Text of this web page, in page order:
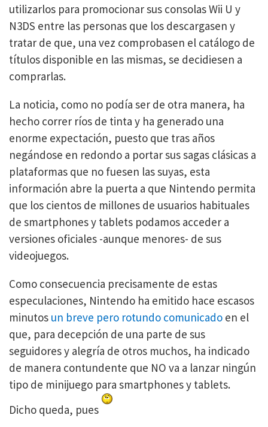
utilizarlos para promocionar sus consolas Wii U y
N3DS entre las personas que los descargasen y
tratar de que, una vez comprobasen el catálogo de
títulos disponible en las mismas, se decidiesen a
comprarlas.
La noticia, como no podía ser de otra manera, ha
hecho correr ríos de tinta y ha generado una
enorme expectación, puesto que tras años
negándose en redondo a portar sus sagas clásicas a
plataformas que no fuesen las suyas, esta
información abre la puerta a que Nintendo permita
que los cientos de millones de usuarios habituales
de smartphones y tablets podamos acceder a
versiones oficiales -aunque menores- de sus
videojuegos.
Como consecuencia precisamente de estas
especulaciones, Nintendo ha emitido hace escasos
minutos un breve pero rotundo comunicado en el
que, para decepción de una parte de sus
seguidores y alegría de otros muchos, ha indicado
de manera contundente que NO va a lanzar ningún
tipo de minijuego para smartphones y tablets.
Dicho queda, pues